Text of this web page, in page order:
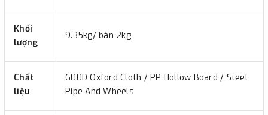
Khối
lượng
9.35kg/ bàn 2kg
Chất
liệu
600D Oxford Cloth / PP Hollow Board / Steel
Pipe And Wheels